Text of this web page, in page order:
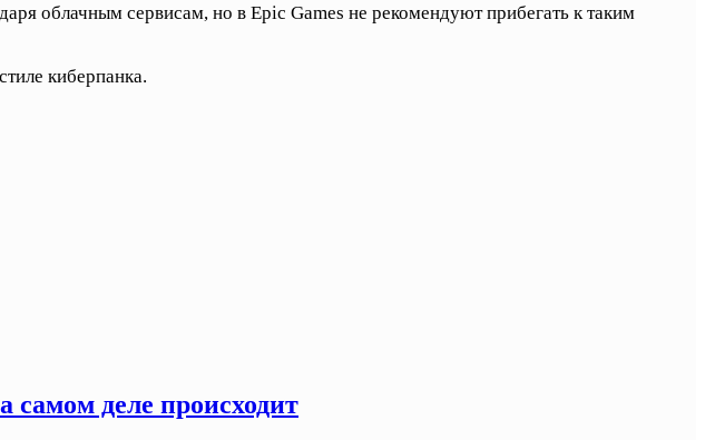
облачным сервисам, но в Epic Games не рекомендуют прибегать к таким
киберпанка.
самом деле происходит